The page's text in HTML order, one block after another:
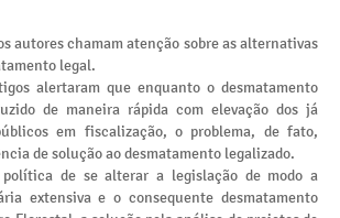
autores chamam atenção sobre as alternativas
legal.
alertaram que enquanto o desmatamento
de maneira rápida com elevação dos já
em fiscalização, o problema, de fato,
de solução ao desmatamento legalizado.
política de se alterar a legislação de modo a
extensiva e o consequente desmatamento